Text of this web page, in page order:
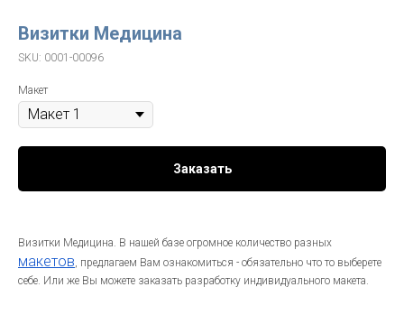
Визитки Медицина
SKU: 0001-00096
Макет
Заказать
Визитки Медицина. В нашей базе огромное количество разных
макетов, предлагаем Вам ознакомиться - обязательно что то выберете
себе. Или же Вы можете заказать разработку индивидуального макета.